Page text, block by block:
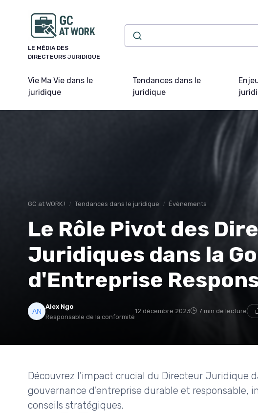
LE MÉDIA DES
DIRECTEURS JURIDIQUE
Vie Ma Vie dans le
juridique
Tendances dans le
juridique
GC at WORK ! Tendances dans le juridique Évènements
Le Rôle Pivot des
Juridiques dans la
d'Entreprise
Alex Ngo
Responsable de la conformité
12 décembre 2023 7 min de lecture
Découvrez l'impact crucial du Directeur Juridique
gouvernance d'entreprise durable et responsable,
conseils stratégiques.